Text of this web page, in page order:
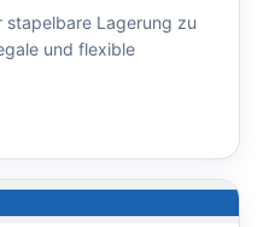
stapelbare Lagerung zu
und flexible